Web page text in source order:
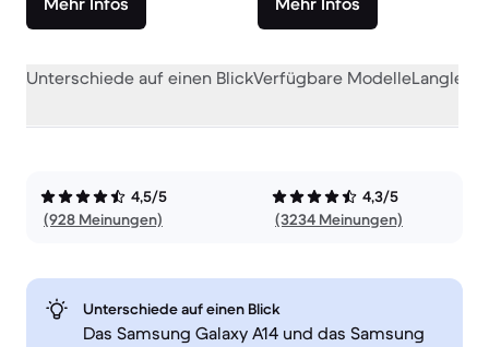
Unterschiede auf einen BlickVerfügbare Modelle
4,5/5
(928 Meinungen)
4,3/5
(3234 Meinungen)
Unterschiede auf einen Blick
Das Samsung Galaxy A14 und das Samsung